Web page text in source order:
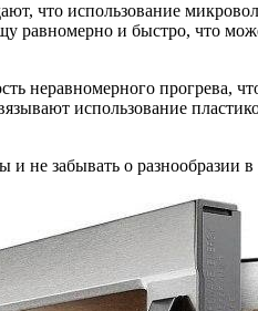
что использование
равномерно и быстро, что
неравномерного прогрева,
использование
и не забывать о разнообразии